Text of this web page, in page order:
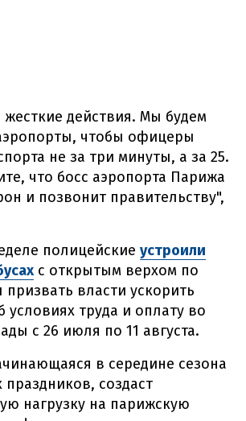
жесткие действия. Мы будем
чтобы офицеры
не за три минуты, а за 25.
что босс аэропорта Парижа
и позвонит правительству",
полицейские устроили
с открытым верхом по
власти ускорить
условиях труда и оплату во
с 26 июля по 11 августа.
в середине сезона
создаст
нагрузку на парижскую